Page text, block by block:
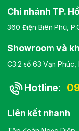
Chi nhánh TP.
360 Điện Biên Phủ,
Showroom và
C3.2 số 63 Vạn
Hotline:
Liên kết nhanh